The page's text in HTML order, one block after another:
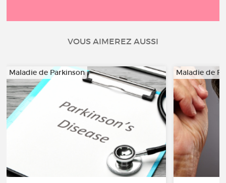
VOUS AIMEREZ AUSSI
Maladie de Parkinson Maladie de